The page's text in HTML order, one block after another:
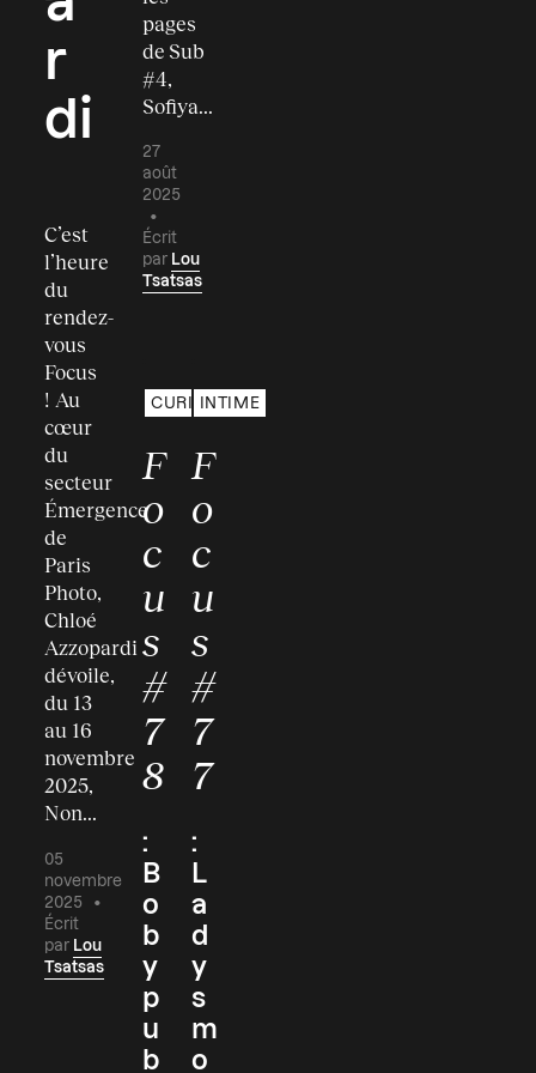
r
di
C’est
l’heure
du
rendez-
vous
Focus
! Au
cœur
du
secteur
Émergence
de
Paris
Photo,
Chloé
Azzopardi
dévoile,
du 13
au 16
novembre
2025,
Non...
05
novembre
2025
•
Écrit
par Lou
Tsatsas
pages
de Sub
#4,
Sofiya...
27
août
2025
•
Écrit
par Lou
Tsatsas
CURIOSITÉ
F
o
c
u
s
#
7
8
:
B
o
b
y
p
u
b
INTIME
F
o
c
u
s
#
7
7
:
L
a
d
y
s
m
o